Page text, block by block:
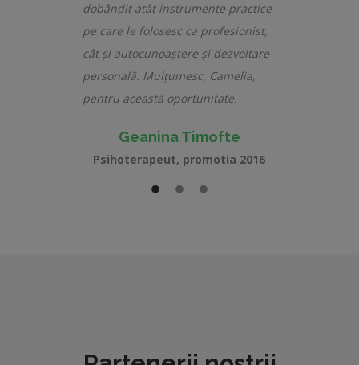
dobândit atât instrumente practice
pe care le folosesc ca profesionist,
cât și autocunoaștere și dezvoltare
personală. Mulțumesc, Camelia,
pentru această oportunitate.
Geanina Timofte
Psihoterapeut, promotia 2016